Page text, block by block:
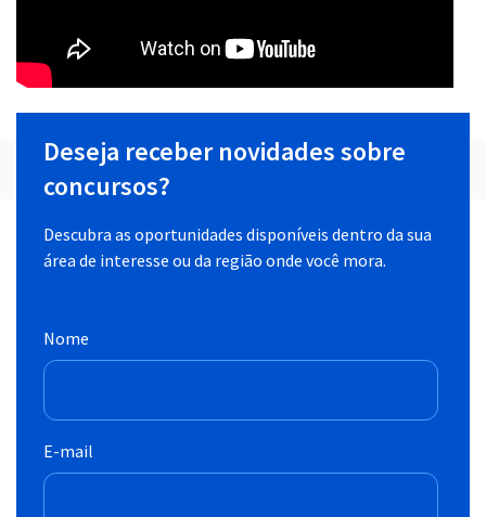
Deseja receber novidades sobre
concursos?
Descubra as oportunidades disponíveis dentro da sua
área de interesse ou da região onde você mora.
Nome
E-mail